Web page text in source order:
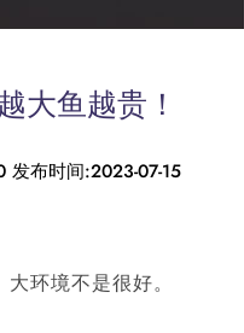
大鱼越贵！
发布时间:2023-07-15
环境不是很好。